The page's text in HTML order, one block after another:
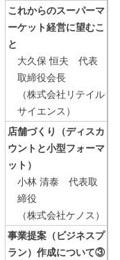
これからのスーパーマ
ーケット経営に望むこ
と
大久保 恒夫 代表
取締役会長
（株式会社リテイル
サイエンス）
店舗づくり（ディスカ
ウントと小型フォーマ
ット）
小林 清泰 代表取
締役
（株式会社ケノス）
事業提案（ビジネスプ
ラン）作成について③